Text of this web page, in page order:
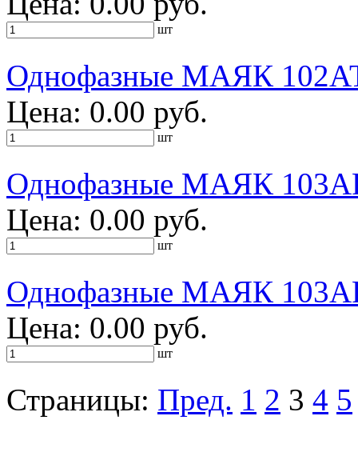
шт
Однофазные МАЯК
Цена: 0.00 руб.
шт
Однофазные МАЯК
Цена: 0.00 руб.
шт
Однофазные МАЯК
Цена: 0.00 руб.
шт
Страницы: Пред. 1 2 3 4 5